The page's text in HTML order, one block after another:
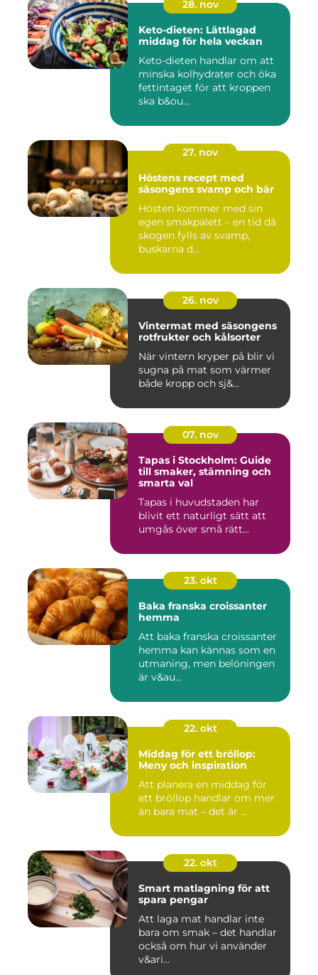
28. nov
Keto-dieten: Lättlagad
middag för hela veckan
Keto-dieten handlar om att
minska kolhydrater och öka
fettintaget för att kroppen
ska b&ou...
27. nov
Höstens recept med
säsongens svamp och bär
Hösten kommer med sin
egen smakpalett – en tid då
skogen fylls av svamp,
buskarna d...
26. nov
Vintermat med säsongens
rotfrukter och kålsorter
När vintern kryper på blir vi
sugna på mat som värmer
både kropp och sj&...
07. nov
Tapas i Stockholm: Guide
till smaker, stämning och
smarta val
Tapas i huvudstaden har
blivit ett naturligt sätt att
umgås över små rätt...
23. okt
Baka franska croissanter
hemma
Att baka franska croissanter
hemma kan kännas som en
utmaning, men belöningen
är v&au...
22. okt
Middag för ett bröllop:
Meny och inspiration
Att planera en middag för
ett bröllop handlar om mer
än bara mat – det är ...
22. okt
Smart matlagning för att
spara pengar
Att laga mat handlar inte
bara om smak – det handlar
också om hur vi använder
v&ari...